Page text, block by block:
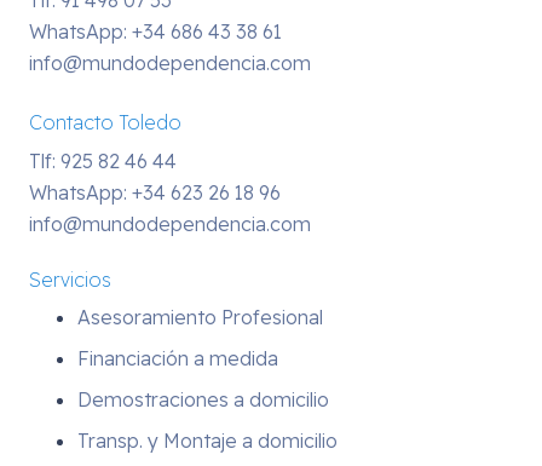
WhatsApp: +34 686 43 38 61
info@mundodependencia.com
Contacto Toledo
Tlf: 925 82 46 44
WhatsApp: +34 623 26 18 96
info@mundodependencia.com
Servicios
Asesoramiento Profesional
Financiación a medida
Demostraciones a domicilio
Transp. y Montaje a domicilio